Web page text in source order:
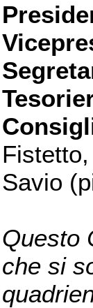
Savio
Questo
che si